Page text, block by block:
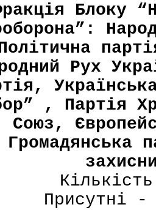
Блоку
Рух
, Партія
Союз,
Громадянська
Присутні